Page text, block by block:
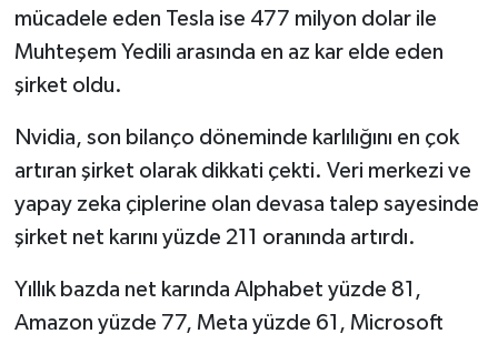
mücadele eden Tesla ise 477 milyon dolar ile
Muhteşem Yedili arasında en az kar elde eden
şirket oldu.
Nvidia, son bilanço döneminde karlılığını en çok
artıran şirket olarak dikkati çekti. Veri merkezi ve
yapay zeka çiplerine olan devasa talep sayesinde
şirket net karını yüzde 211 oranında artırdı.
Yıllık bazda net karında Alphabet yüzde 81,
Amazon yüzde 77, Meta yüzde 61, Microsoft